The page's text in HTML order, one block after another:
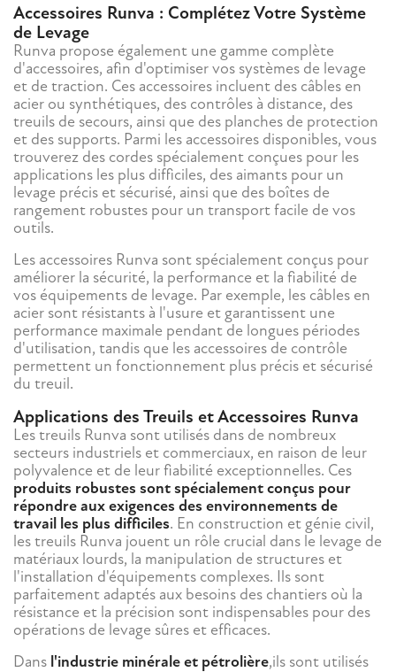
Accessoires Runva : Complétez Votre Système
de Levage
Runva propose également une gamme complète
d'accessoires, afin d'optimiser vos systèmes de levage
et de traction. Ces accessoires incluent des câbles en
acier ou synthétiques, des contrôles à distance, des
treuils de secours, ainsi que des planches de protection
et des supports. Parmi les accessoires disponibles, vous
trouverez des cordes spécialement conçues pour les
applications les plus difficiles, des aimants pour un
levage précis et sécurisé, ainsi que des boîtes de
rangement robustes pour un transport facile de vos
outils.
Les accessoires Runva sont spécialement conçus pour
améliorer la sécurité, la performance et la fiabilité de
vos équipements de levage. Par exemple, les câbles en
acier sont résistants à l'usure et garantissent une
performance maximale pendant de longues périodes
d'utilisation, tandis que les accessoires de contrôle
permettent un fonctionnement plus précis et sécurisé
du treuil.
Applications des Treuils et Accessoires Runva
Les treuils Runva sont utilisés dans de nombreux
secteurs industriels et commerciaux, en raison de leur
polyvalence et de leur fiabilité exceptionnelles. Ces
produits robustes sont spécialement conçus pour
répondre aux exigences des environnements de
travail les plus difficiles. En construction et génie civil,
les treuils Runva jouent un rôle crucial dans le levage de
matériaux lourds, la manipulation de structures et
l'installation d'équipements complexes. Ils sont
parfaitement adaptés aux besoins des chantiers où la
résistance et la précision sont indispensables pour des
opérations de levage sûres et efficaces.
Dans l'industrie minérale et pétrolière,ils sont utilisés